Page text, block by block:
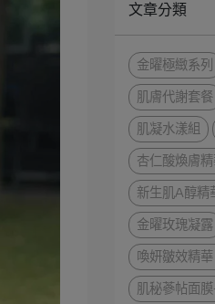
文章分類
金曜極緻系列
肌膚代謝套餐
肌凝水漾組
杏仁酸煥膚精
新生肌A醇精
金曜玫瑰凝露
喚妍皺效精
肌秘蔘帖面